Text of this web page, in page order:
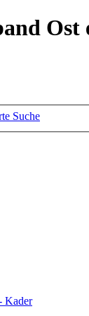
Ost
Suche
Kader